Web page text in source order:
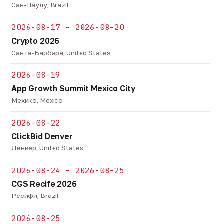
Сан-Паулу, Brazil
2026-08-17 - 2026-08-20
Crypto 2026
Санта-Барбара, United States
2026-08-19
App Growth Summit Mexico City
Мехико, Mexico
2026-08-22
ClickBid Denver
Денвер, United States
2026-08-24 - 2026-08-25
CGS Recife 2026
Ресифи, Brazil
2026-08-25